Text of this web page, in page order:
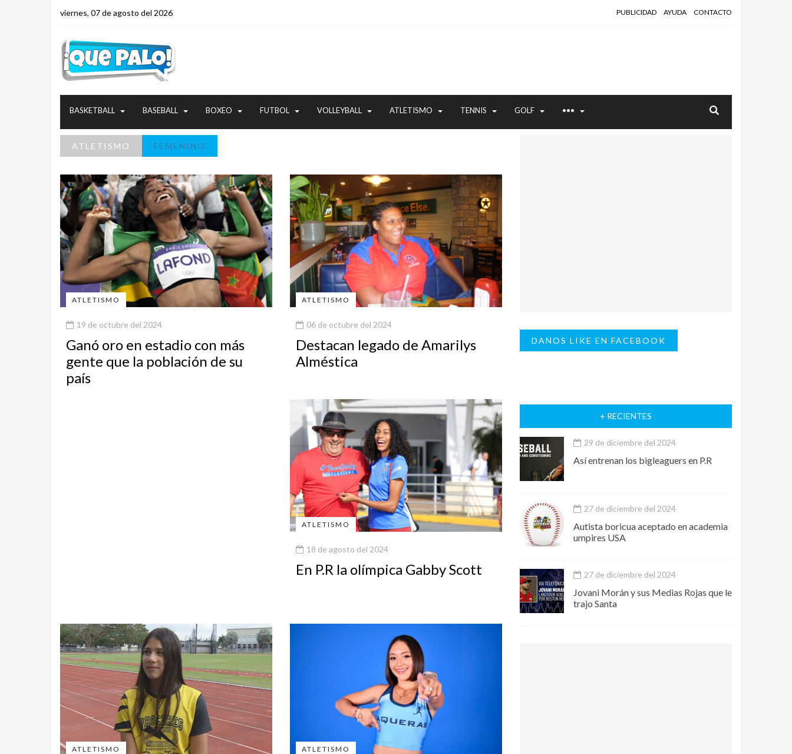
viernes, 07 de agosto del 2026 PUBLICIDAD AYUDA CONTACTO
BASKETBALL BASEBALL BOXEO FUTBOL VOLLEYBALL ATLETISMO TENNIS GOLF •••
ATLETISMO FEMENINO
ATLETISMO
19 de octubre del 2024
Ganó oro en estadio con más
gente que la población de su
país
ATLETISMO
06 de octubre del 2024
Destacan legado de Amarilys
Alméstica
ATLETISMO
18 de agosto del 2024
En P.R la olímpica Gabby Scott
ATLETISMO ATLETISMO
DANOS LIKE EN FACEBOOK
+ RECIENTES
29 de diciembre del 2024
Así entrenan los bigleaguers en P.R
27 de diciembre del 2024
Autista boricua aceptado en academia
umpires USA
27 de diciembre del 2024
Jovani Morán y sus Medias Rojas que le
trajo Santa